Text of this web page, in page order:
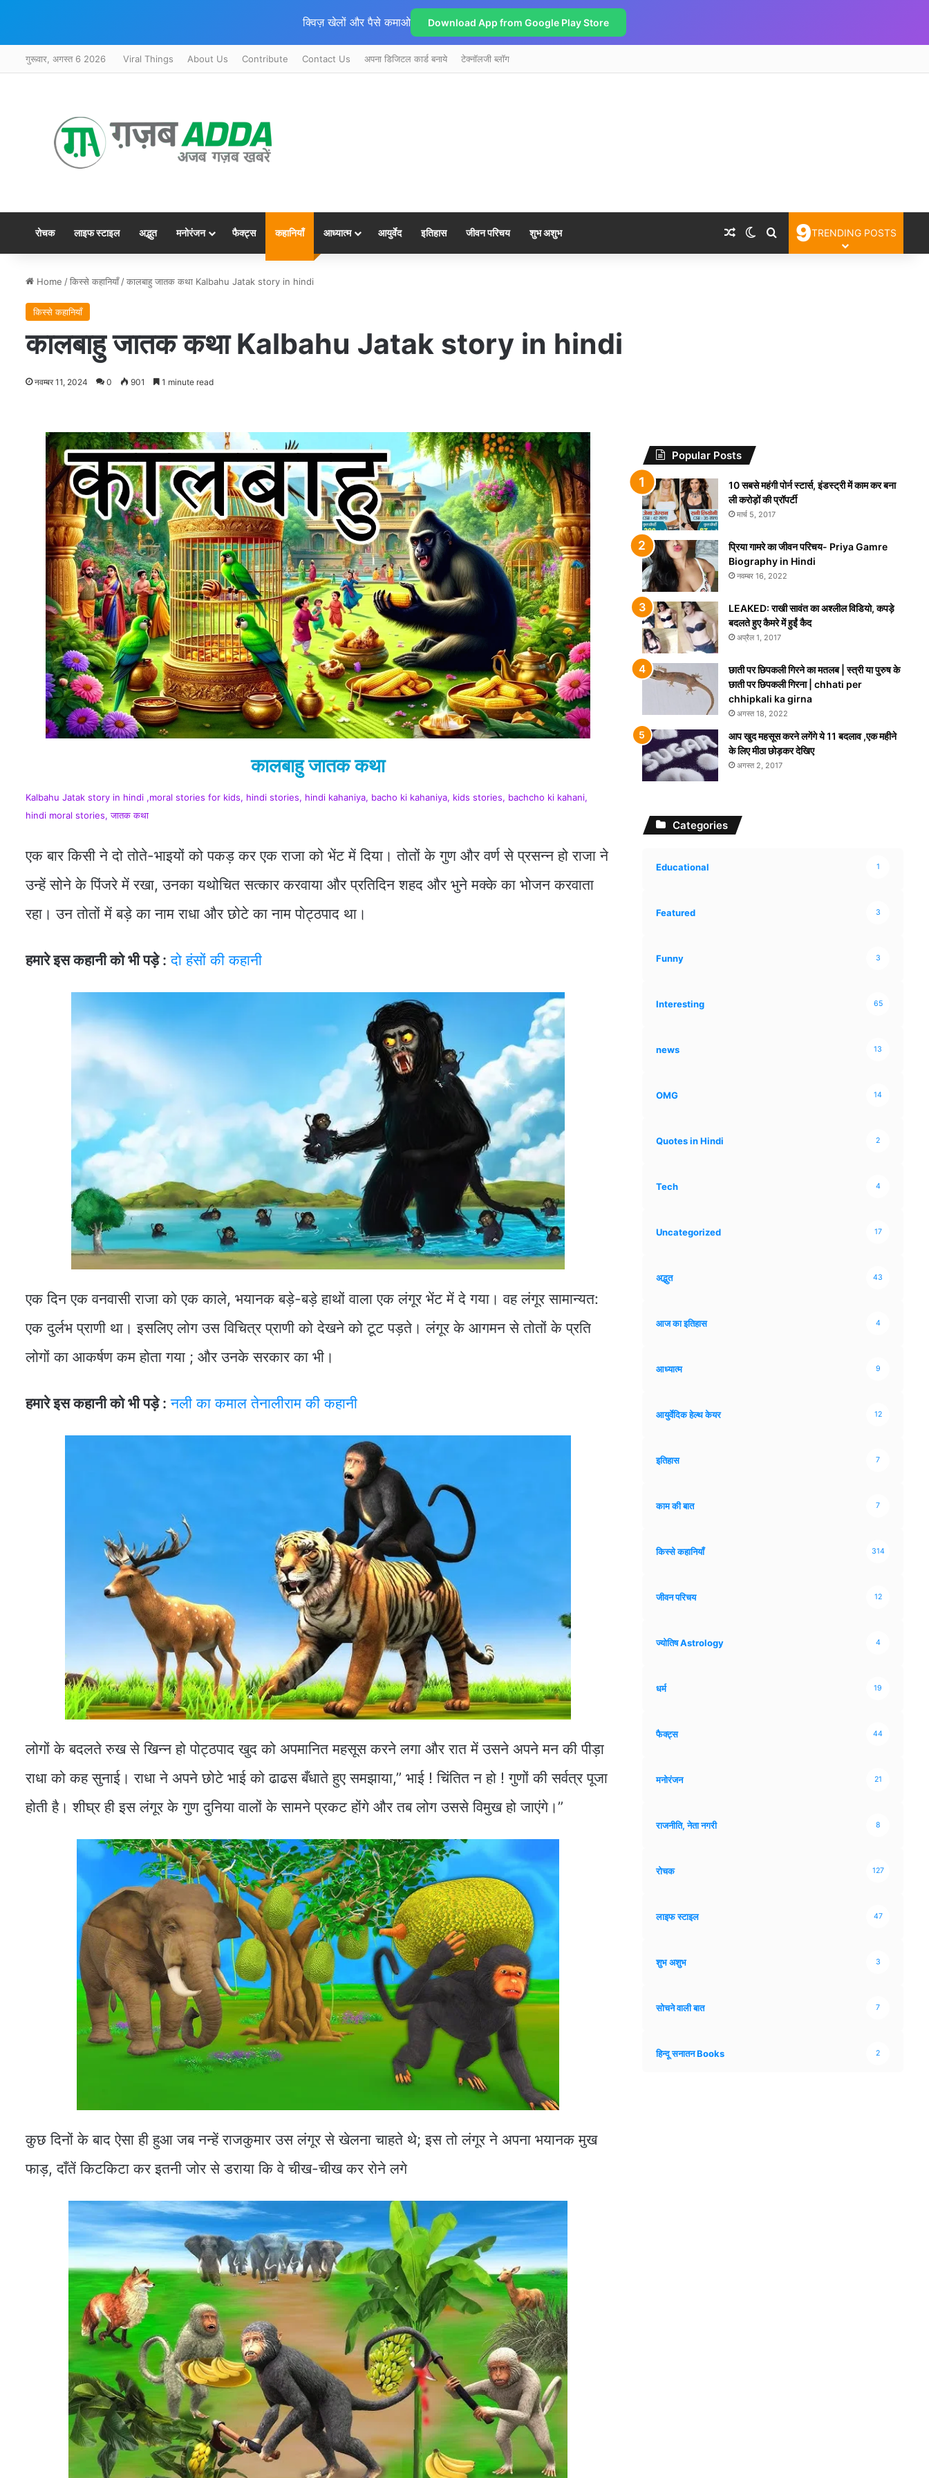
क्विज़ खेलों और पैसे कमाओ Download App from Google Play Store
गुरूवार, अगस्त 6 2026 Viral Things About Us Contribute Contact Us अपना डिजिटल कार्ड बनाये टेक्नॉलजी ब्लॉग
रोचक लाइफ स्टाइल अद्भुत मनोरंजन फैक्ट्स कहानियाँ आध्यात्म आयुर्वेद इतिहास जीवन परिचय शुभ अशुभ Random Article
Switch skin
Search for
9TRENDING POSTS
Home /किस्से कहानियाँ /कालबाहु जातक कथा Kalbahu Jatak story in hindi
किस्से कहानियाँ
कालबाहु जातक कथा Kalbahu Jatak story in hindi
नवम्बर 11, 2024 0 901 1 minute read
कालबाहु जातक कथा
Kalbahu Jatak story in hindi ,moral stories for kids, hindi stories, hindi kahaniya, bacho ki kahaniya, kids stories, bachcho ki kahani,
hindi moral stories, जातक कथा
एक बार किसी ने दो तोते-भाइयों को पकड़ कर एक राजा को भेंट में दिया। तोतों के गुण और वर्ण से प्रसन्न हो राजा ने
उन्हें सोने के पिंजरे में रखा, उनका यथोचित सत्कार करवाया और प्रतिदिन शहद और भुने मक्के का भोजन करवाता
रहा। उन तोतों में बड़े का नाम राधा और छोटे का नाम पोट्ठपाद था।
हमारे इस कहानी को भी पड़े : दो हंसों की कहानी
एक दिन एक वनवासी राजा को एक काले, भयानक बड़े-बड़े हाथों वाला एक लंगूर भेंट में दे गया। वह लंगूर सामान्यत:
एक दुर्लभ प्राणी था। इसलिए लोग उस विचित्र प्राणी को देखने को टूट पड़ते। लंगूर के आगमन से तोतों के प्रति
लोगों का आकर्षण कम होता गया ; और उनके सरकार का भी।
हमारे इस कहानी को भी पड़े : नली का कमाल तेनालीराम की कहानी
लोगों के बदलते रुख से खिन्न हो पोट्ठपाद खुद को अपमानित महसूस करने लगा और रात में उसने अपने मन की पीड़ा
राधा को कह सुनाई। राधा ने अपने छोटे भाई को ढाढस बँधाते हुए समझाया,” भाई ! चिंतित न हो ! गुणों की सर्वत्र पूजा
होती है। शीघ्र ही इस लंगूर के गुण दुनिया वालों के सामने प्रकट होंगे और तब लोग उससे विमुख हो जाएंगे।”
कुछ दिनों के बाद ऐसा ही हुआ जब नन्हें राजकुमार उस लंगूर से खेलना चाहते थे; इस तो लंगूर ने अपना भयानक मुख
फाड़, दाँतें किटकिटा कर इतनी जोर से डराया कि वे चीख-चीख कर रोने लगे
Popular Posts
10 सबसे महंगी पोर्न स्टार्स, इंडस्ट्री में काम कर बना
ली करोड़ों की प्रॉपर्टी
मार्च 5, 2017
प्रिया गामरे का जीवन परिचय- Priya Gamre
Biography in Hindi
नवम्बर 16, 2022
LEAKED: राखी सावंत का अश्लील विडियो, कपड़े
बदलते हुए कैमरे में हुईं कैद
अप्रैल 1, 2017
छाती पर छिपकली गिरने का मतलब | स्त्री या पुरुष के
छाती पर छिपकली गिरना | chhati per
chhipkali ka girna
अगस्त 18, 2022
आप खुद महसूस करने लगेंगे ये 11 बदलाव ,एक महीने
के लिए मीठा छोड़कर देखिए
अगस्त 2, 2017
Categories
Educational 1
Featured 3
Funny 3
Interesting 65
news 13
OMG 14
Quotes in Hindi 2
Tech 4
Uncategorized 17
अद्भुत 43
आज का इतिहास 4
आध्यात्म 9
आयुर्वेदिक हेल्थ केयर 12
इतिहास 7
काम की बात 7
किस्से कहानियाँ 314
जीवन परिचय 12
ज्योतिष Astrology 4
धर्म 19
फैक्ट्स 44
मनोरंजन 21
राजनीति, नेता नगरी 8
रोचक 127
लाइफ स्टाइल 47
शुभ अशुभ 3
सोचने वाली बात 7
हिन्दू सनातन Books 2